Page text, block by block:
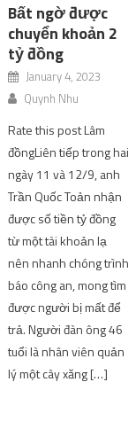
Bất ngờ được
chuyển khoản 2
tỷ đồng
January 4, 2023
Quynh Nhu
Rate this post Lâm
đồngLiên tiếp trong hai
ngày 11 và 12/9, anh
Trần Quốc Toản nhận
được số tiền tỷ đồng
từ một tài khoản lạ
nên nhanh chóng trình
báo công an, mong tìm
được người bị mất để
trả. Người đàn ông 46
tuổi là nhân viên quản
lý một cây xăng […]